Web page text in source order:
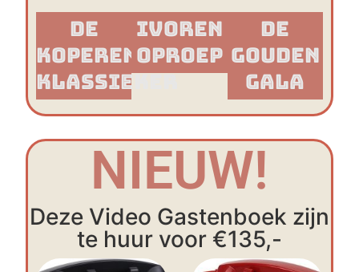
De
Koperen
Klassieker​
Ivoren
Oproep
De
Gouden
Gala
NIEUW!
Deze Video Gastenboek zijn
te huur voor €135,-